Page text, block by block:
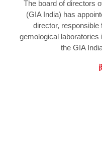
The board of directors
(GIA India) has
director, responsible
gemological
the GIA